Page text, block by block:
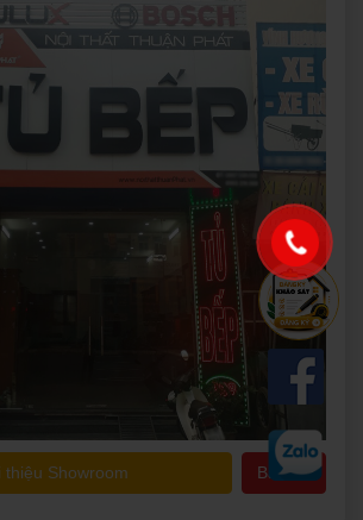
thiệu Showroom Bản đồ